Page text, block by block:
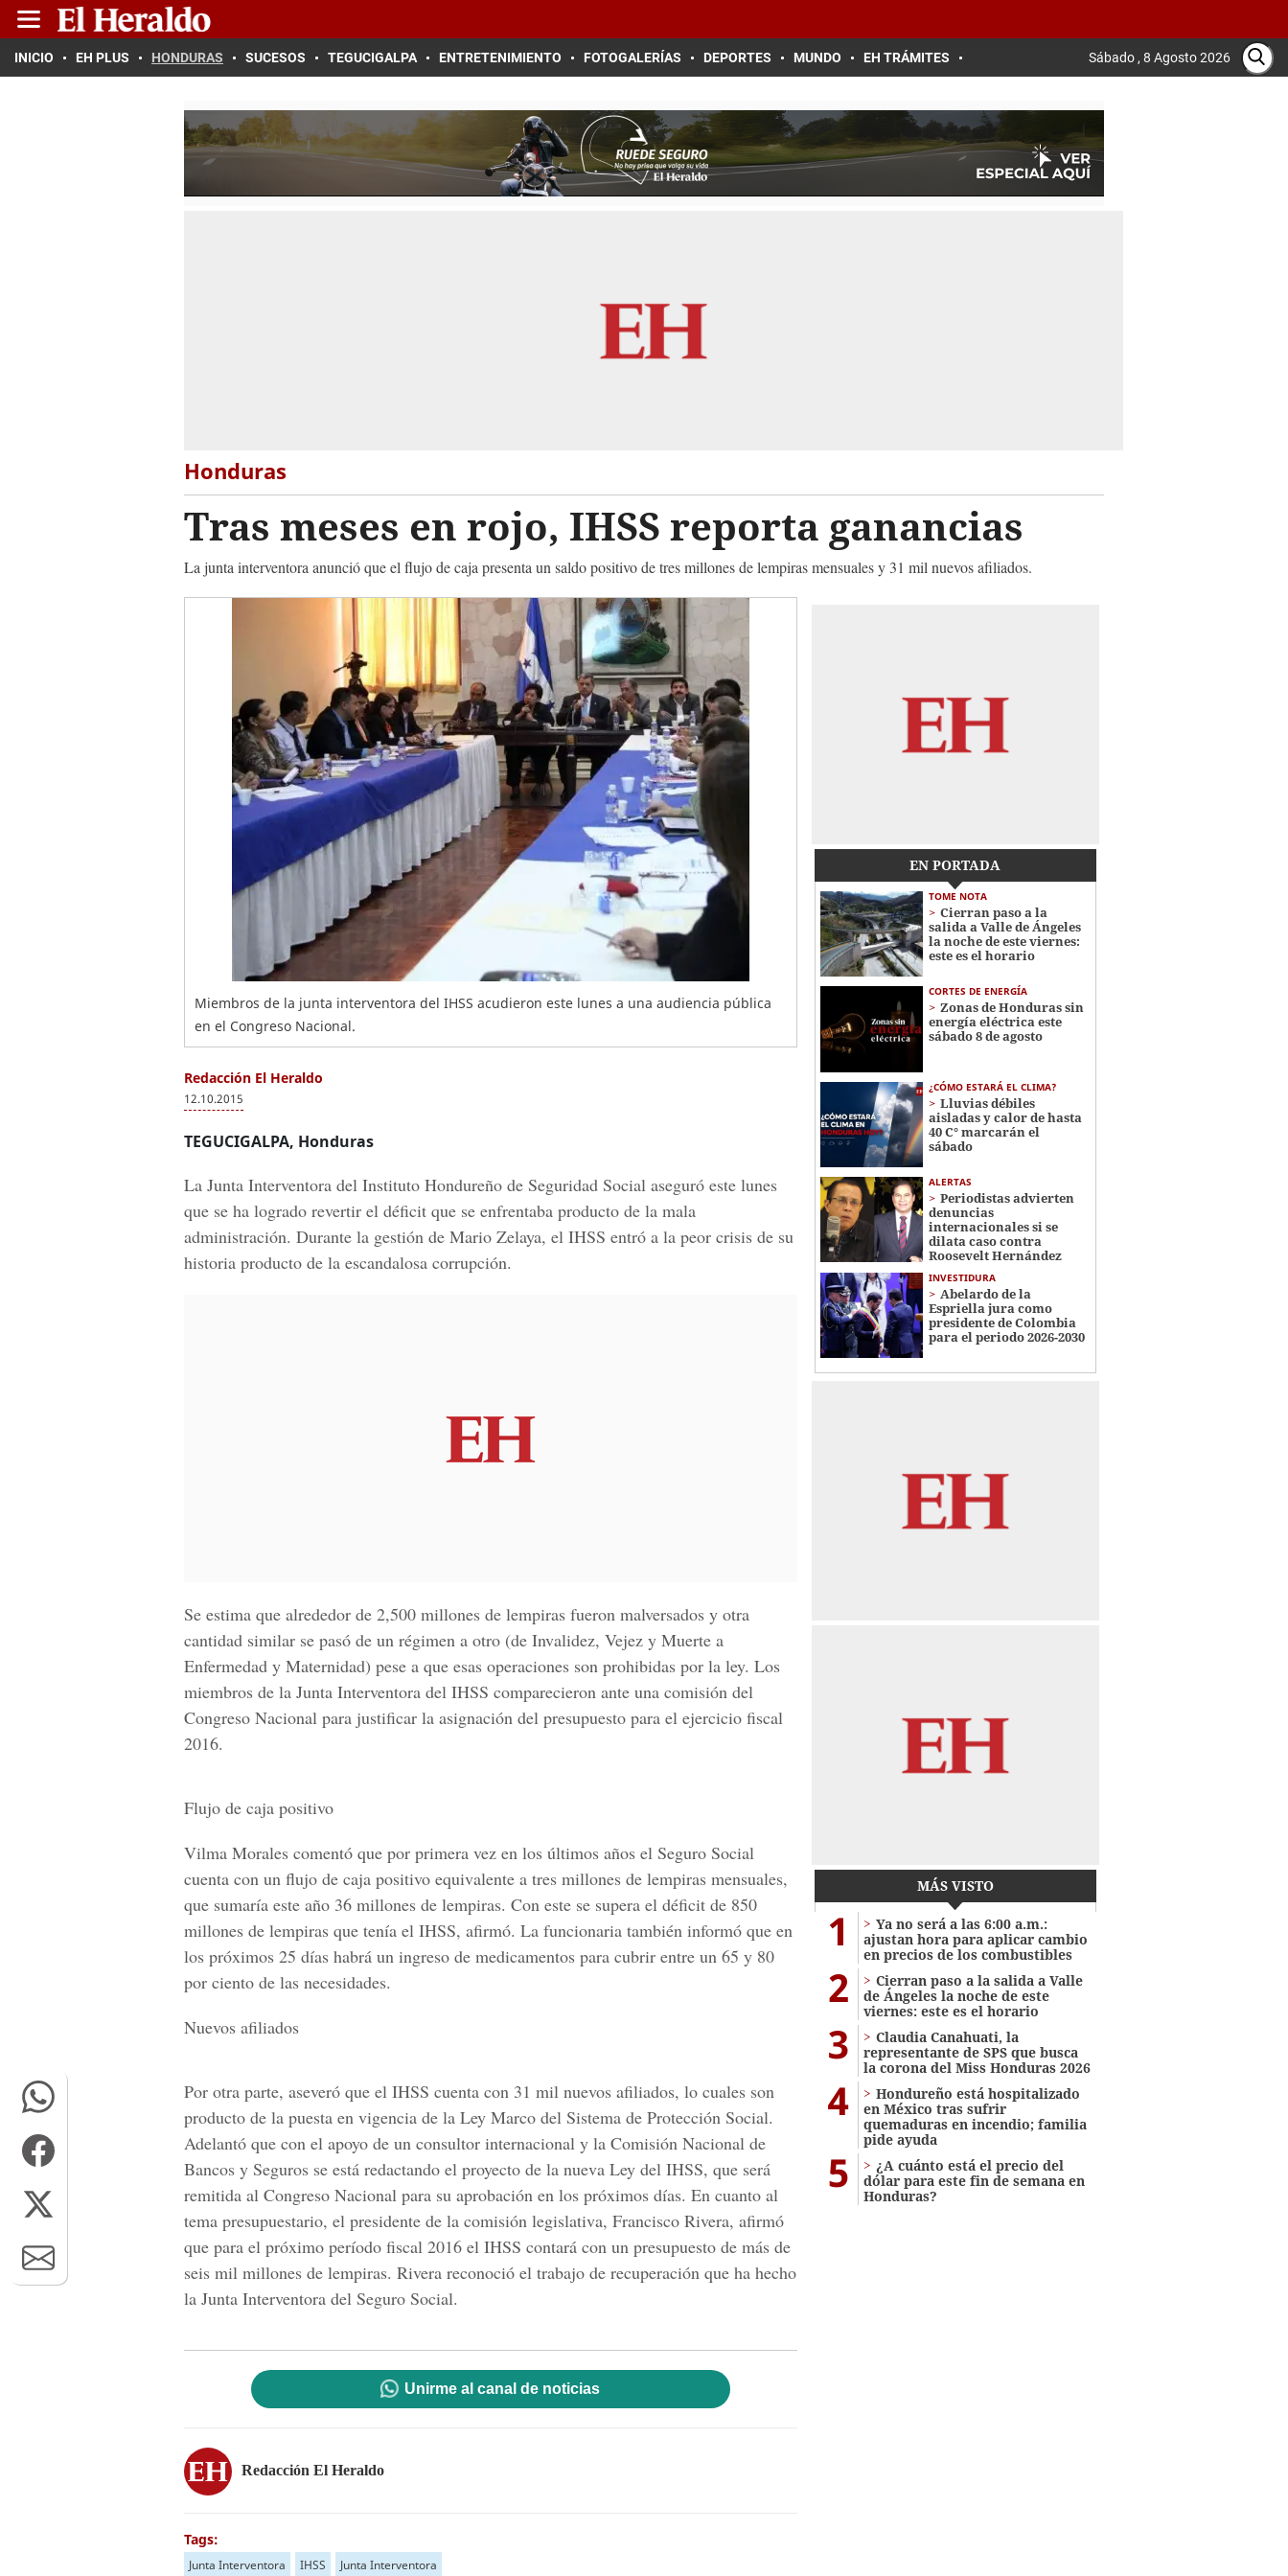
INICIO EH PLUS HONDURAS SUCESOS TEGUCIGALPA ENTRETENIMIENTO FOTOGALERÍAS DEPORTES MUNDO EH TRÁMITES Sábado , 8 Agosto 2026
Honduras
Tras meses en rojo, IHSS reporta ganancias
La junta interventora anunció que el flujo de caja presenta un saldo positivo de tres millones de lempiras mensuales y 31 mil nuevos afiliados.
Miembros de la junta interventora del IHSS acudieron este lunes a una audiencia pública
en el Congreso Nacional.
Redacción El Heraldo
12.10.2015
TEGUCIGALPA, Honduras
La Junta Interventora del Instituto Hondureño de Seguridad Social aseguró este lunes
que se ha logrado revertir el déficit que se enfrentaba producto de la mala
administración. Durante la gestión de Mario Zelaya, el IHSS entró a la peor crisis de su
historia producto de la escandalosa corrupción.
Se estima que alrededor de 2,500 millones de lempiras fueron malversados y otra
cantidad similar se pasó de un régimen a otro (de Invalidez, Vejez y Muerte a
Enfermedad y Maternidad) pese a que esas operaciones son prohibidas por la ley. Los
miembros de la Junta Interventora del IHSS comparecieron ante una comisión del
Congreso Nacional para justificar la asignación del presupuesto para el ejercicio fiscal
2016.
Flujo de caja positivo
Vilma Morales comentó que por primera vez en los últimos años el Seguro Social
cuenta con un flujo de caja positivo equivalente a tres millones de lempiras mensuales,
que sumaría este año 36 millones de lempiras. Con este se supera el déficit de 850
millones de lempiras que tenía el IHSS, afirmó. La funcionaria también informó que en
los próximos 25 días habrá un ingreso de medicamentos para cubrir entre un 65 y 80
por ciento de las necesidades.
Nuevos afiliados
Por otra parte, aseveró que el IHSS cuenta con 31 mil nuevos afiliados, lo cuales son
producto de la puesta en vigencia de la Ley Marco del Sistema de Protección Social.
Adelantó que con el apoyo de un consultor internacional y la Comisión Nacional de
Bancos y Seguros se está redactando el proyecto de la nueva Ley del IHSS, que será
remitida al Congreso Nacional para su aprobación en los próximos días. En cuanto al
tema presupuestario, el presidente de la comisión legislativa, Francisco Rivera, afirmó
que para el próximo período fiscal 2016 el IHSS contará con un presupuesto de más de
seis mil millones de lempiras. Rivera reconoció el trabajo de recuperación que ha hecho
la Junta Interventora del Seguro Social.
Unirme al canal de noticias
Redacción El Heraldo
Tags:
Junta Interventora IHSS Junta Interventora
EN PORTADA
TOME NOTA
Cierran paso a la
salida a Valle de Ángeles
la noche de este viernes:
este es el horario
CORTES DE ENERGÍA
Zonas de Honduras sin
energía eléctrica este
sábado 8 de agosto
¿CÓMO ESTARÁ EL CLIMA?
Lluvias débiles
aisladas y calor de hasta
40 C° marcarán el
sábado
ALERTAS
Periodistas advierten
denuncias
internacionales si se
dilata caso contra
Roosevelt Hernández
INVESTIDURA
Abelardo de la
Espriella jura como
presidente de Colombia
para el periodo 2026-2030
MÁS VISTO
1
Ya no será a las 6:00 a.m.:
ajustan hora para aplicar cambio
en precios de los combustibles
2
Cierran paso a la salida a Valle
de Ángeles la noche de este
viernes: este es el horario
3
Claudia Canahuati, la
representante de SPS que busca
la corona del Miss Honduras 2026
4
Hondureño está hospitalizado
en México tras sufrir
quemaduras en incendio; familia
pide ayuda
5
¿A cuánto está el precio del
dólar para este fin de semana en
Honduras?